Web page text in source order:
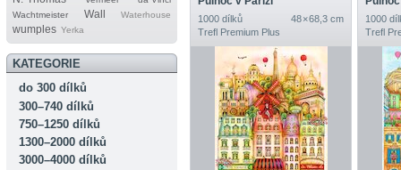
Wachtmeister
Wall Waterhouse
wumples Yerka
KATEGORIE
do 300 dílků
300–740 dílků
750–1250 dílků
1300–2000 dílků
3000–4000 dílků
1000 dílků
48 × 68,3 cm
Trefl Premium Plus
1000
Trefl